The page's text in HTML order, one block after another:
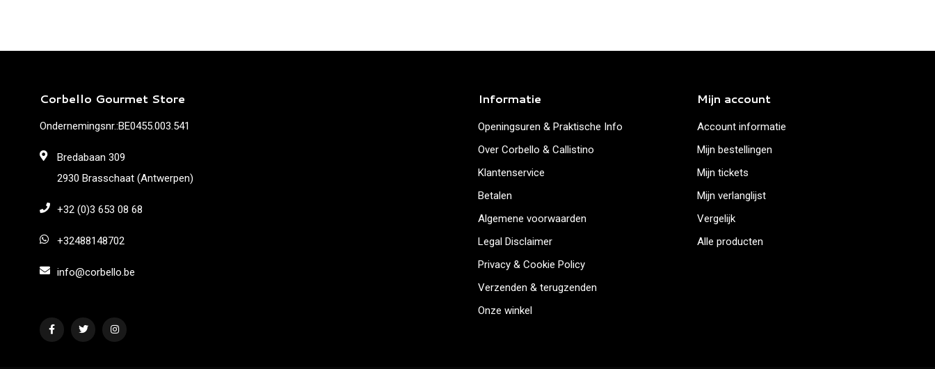
Corbello Gourmet Store
Ondernemingsnr.:BE0455.003.541
Bredabaan 309
2930 Brasschaat (Antwerpen)
+32 (0)3 653 08 68
+32488148702
info@corbello.be
Informatie
Openingsuren & Praktische Info
Over Corbello & Callistino
Klantenservice
Betalen
Algemene voorwaarden
Legal Disclaimer
Privacy & Cookie Policy
Verzenden & terugzenden
Onze winkel
Mijn account
Account informatie
Mijn bestellingen
Mijn tickets
Mijn verlanglijst
Vergelijk
Alle producten